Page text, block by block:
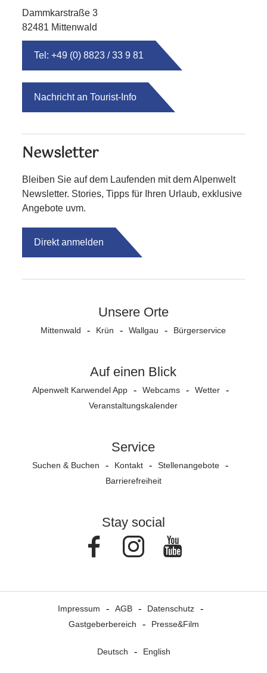
Dammkarstraße 3
82481 Mittenwald
Tel: +49 (0) 8823 / 33 9 81
Nachricht an Tourist-Info
Newsletter
Bleiben Sie auf dem Laufenden mit dem Alpenwelt
Newsletter. Stories, Tipps für Ihren Urlaub, exklusive
Angebote uvm.
Direkt anmelden
Unsere Orte
Mittenwald Krün Wallgau Bürgerservice
Auf einen Blick
Alpenwelt Karwendel App Webcams
Wetter
Veranstaltungs­kalender
Service
Suchen & Buchen Kontakt
Stellenangebote
Barrierefreiheit
Stay social
FacebookInstagram
Impressum AGB
Datenschutz
Gastgeberbereich
Presse&Film
Deutsch English